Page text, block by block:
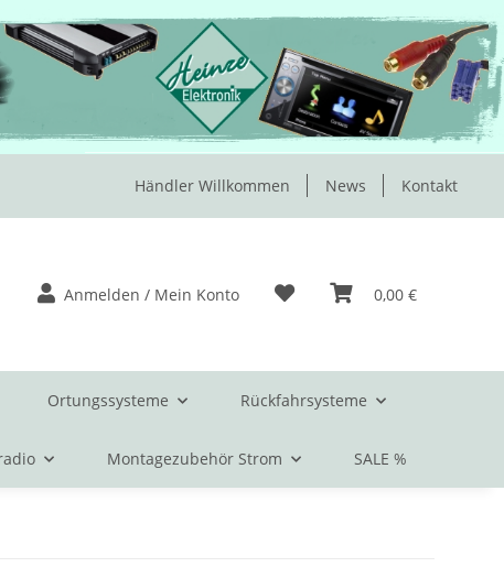
Händler Willkommen News Kontakt
Anmelden / Mein Konto 0,00 €
Ortungssysteme Rückfahrsysteme
Montagezubehör Strom SALE %